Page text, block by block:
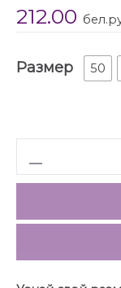
горловины и
Длина платья
212.00
Размер 50